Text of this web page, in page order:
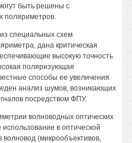
быть решены с
поляриметров.
специальных схем
дана критическая
высокую точность
поляризующая
способы ее увеличения
анализ шумов, возникающих
посредством ФПУ.
волноводных оптических
в оптической
волновод (микрообъективов,